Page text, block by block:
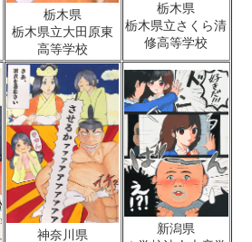
栃木県
栃木県立大田原東
高等学校
栃木県
栃木県立さくら清
修高等学校
神奈川県
新潟県